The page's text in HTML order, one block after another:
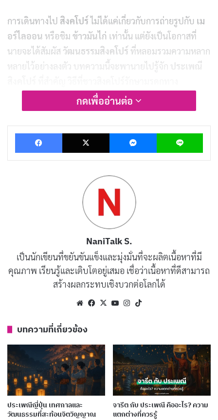
การเดินทางไป สิงคโปร์ไม่ได้แค่เกี่ยวกับการถ่ายรูปกับ เม
อร์ไลออน หรือชิม ข้าวมันไก่ เท่านั้น แต่ยังเป็นโอกาสที่
นายจะได้สัมผัส วัฒนธรรมสิงคโปร์ ที่หลอมรวมความหลาก
หลายไว้อย่างลงตัว บทความนี้จะพานายไปรู้จัก ประเพณี
วัฒนธรรม และเคล็ดลับสำหรับนักเดินทางที่อยากดื่มด่ำกับ
เทศกาลสิงคโปร์อย่างแท้จริง พร้อมแล้วรึยัง? ไปดูกันว่า
สิงคโปร์มีอะไรให้เราตื่นเต้นบ้าง!
วัฒนธรรมหลากหลายในสิงคโปร์
สิงคโปร์
ไม่ได้เป็นแค่เมืองท่าที่เจริญรุ่งเรือง แต่เป็นจุด
ประกอบด้วยชาวจีน,มาเลย์ อินเดีย , และกลุ่มชาติพันธุ์
อื่น ๆ ทำให้ ประเพณีสิงคโปร์
มีความหลากหลายที่ยากจะ
หาได้ที่ไหนในโลก ชาวสิงคโปร์ให้ความสำคัญกับมรดกทาง
วัฒนธรรมซึ่งสะท้อนผ่านเทศกาล,อาหาร, และศิลปะที่
พวกเขายึดถือมานานหลายศตวรรษ
กดเพื่ออ่านต่อ
Facebook X Messenger Line
NaniTalk S.
เป็นนักเขียนที่ขยันขันแข็งและมุ่งมั่นที่จะผลิตเนื้อหาที่มี
คุณภาพ เรียนรู้และเติบโตอยู่เสมอ เชื่อว่าเนื้อหาที่ดีสามารถ
สร้างผลกระทบเชิงบวกต่อโลกได้
WebsiteFacebook
X YouTubeInstagram
บทความที่เกี่ยวข้อง
ประเพณีญี่ปุ่น เทศกาลและ
วัฒนธรรมที่สะท้อนจิตวิญญาณ
จารีต กับ ประเพณี คืออะไร? ความ
แตกต่างที่ควรรู้